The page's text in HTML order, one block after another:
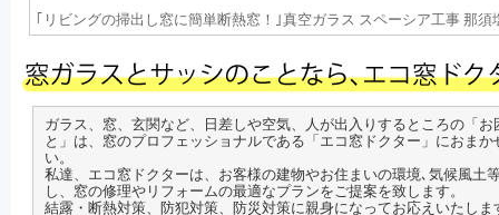
｢リビングの掃出し窓に簡単断熱窓！｣真空ガラス スペーシア工事 那須
ガラス、窓、玄関など、日差しや空気、人が出入りするところの「お
と」は、窓のプロフェッショナルである「エコ窓ドクター」におまか
い。
私達、エコ窓ドクターは、お客様の建物やお住まいの環境､気候風土
し、窓の修理やリフォームの最適なプランをご提案を致します。
結露・断熱対策、防犯対策、防災対策に親身になってお応えいたしま